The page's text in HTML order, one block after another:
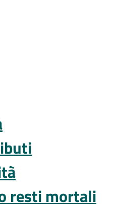
resti mortali